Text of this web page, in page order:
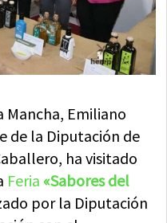
Mancha, Emiliano
de la Diputación de
ha visitado
Feria «Sabores del
por la Diputación